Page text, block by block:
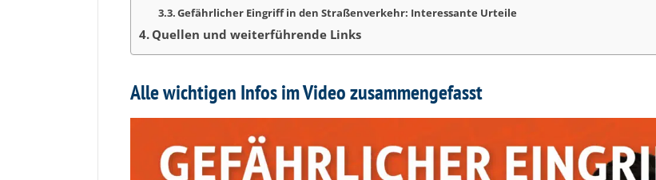
Gefährlicher Eingriff in den Straßenverkehr: Interessante Urteile
Quellen und weiterführende Links
Alle wichtigen Infos im Video zusammengefasst